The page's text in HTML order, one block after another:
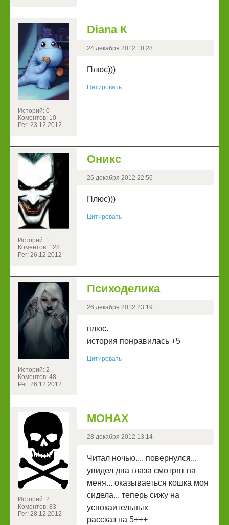
Историй: 0
Коментов: 10
Рег: 23.12.2012
Diana К
24 декабря 2012 10:28
Плюс)))
Цитировать
Историй: 1
Коментов: 128
Рег: 26.12.2012
Оникс
26 декабря 2012 22:56
Плюс)))
Цитировать
Историй: 2
Коментов: 48
Рег: 26.12.2012
Психоделика
26 декабря 2012 23:19
плюс.
история понравилась +5
Цитировать
Историй: 2
Коментов: 83
Рег: 28.12.2012
МОНАХ
28 декабря 2012 13:14
Читал ночью.... повернулся...
увидел два глаза смотрят на
меня... оказываеться кошка моя
сидела... теперь сижу на
успокаительных
рассказ на 5+++